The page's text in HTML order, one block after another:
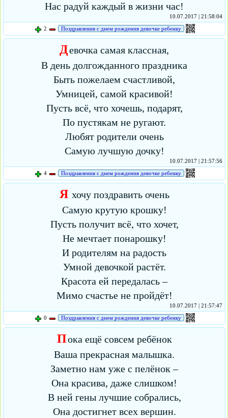
Нас радуй каждый в жизни час!
10.07.2017 | 21:58:04
2
Поздравления с днем рождения девочке ребенку
Девочка самая классная,
В день долгожданного праздника
Быть пожелаем счастливой,
Умницей, самой красивой!
Пусть всё, что хочешь, подарят,
По пустякам не ругают.
Любят родители очень
Самую лучшую дочку!
10.07.2017 | 21:57:56
4
Поздравления с днем рождения девочке ребенку
Я хочу поздравить очень
Самую крутую крошку!
Пусть получит всё, что хочет,
Не мечтает понарошку!
И родителям на радость
Умной девочкой растёт.
Красота ей передалась –
Мимо счастье не пройдёт!
10.07.2017 | 21:57:47
0
Поздравления с днем рождения девочке ребенку
Пока ещё совсем ребёнок
Ваша прекрасная малышка.
Заметно нам уже с пелёнок –
Она красива, даже слишком!
В ней гены лучшие собрались,
Она достигнет всех вершин.